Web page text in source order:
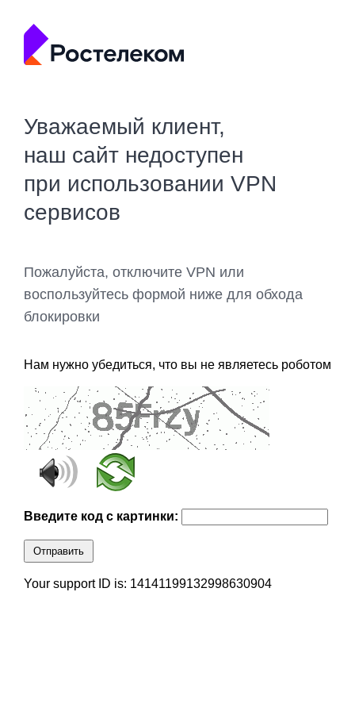
Уважаемый клиент,
наш сайт недоступен
при использовании VPN
сервисов
Пожалуйста, отключите VPN или
воспользуйтесь формой ниже для обхода
блокировки
Нам нужно убедиться, что вы не являетесь роботом
Введите код с картинки:
Отправить
Your support ID is: 14141199132998630904